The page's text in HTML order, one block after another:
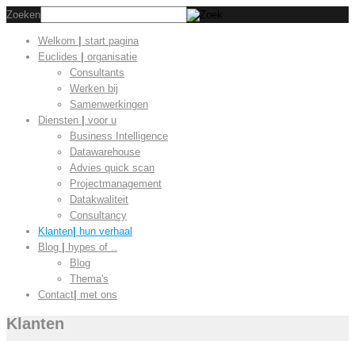
Zoeken
Welkom
start pagina
Euclides
organisatie
Consultants
Werken bij
Samenwerkingen
Diensten
voor u
Business Intelligence
Datawarehouse
Advies quick scan
Projectmanagement
Datakwaliteit
Consultancy
Klanten
hun verhaal
Blog
hypes of ..
Blog
Thema's
Contact met ons
Klanten